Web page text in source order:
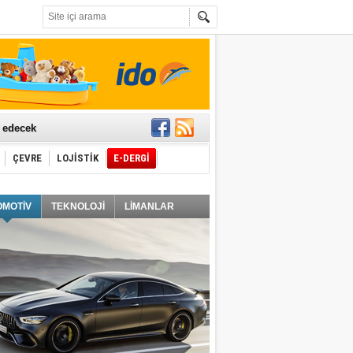
ÇEVRE LOJİSTİK E-DERGİ
TEKNOLOJİ LİMANLAR